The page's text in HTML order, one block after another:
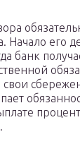
Начало его
банк
свои